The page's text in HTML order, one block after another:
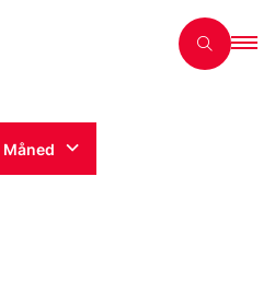
Måned